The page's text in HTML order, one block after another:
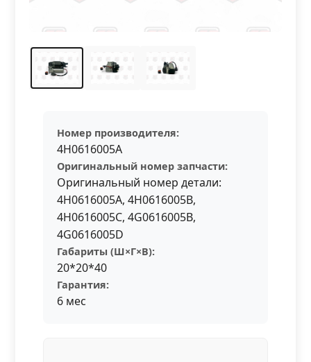
Номер производителя:
4H0616005A
Оригинальный номер запчасти:
Оригинальный номер детали:
4H0616005A, 4H0616005B,
4H0616005C, 4G0616005B,
4G0616005D
Габариты (Ш×Г×В):
20*20*40
Гарантия:
6 мес